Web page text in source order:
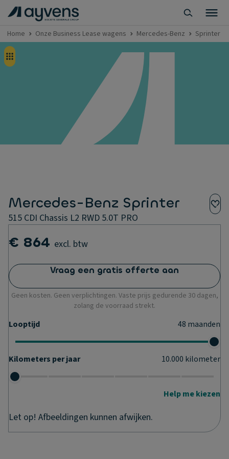
Home Onze Business Lease wagens Mercedes-Benz Sprinter
Mercedes-Benz Sprinter
515 CDI Chassis L2 RWD 5.0T PRO
€ 864 excl. btw
Vraag een gratis offerte aan
Geen kosten. Geen verplichtingen. Vaste prijs gedurende 30 dagen,
zolang de voorraad strekt.
Looptijd 48 maanden
Kilometers per jaar 10.000 kilometer
Help me kiezen
Let op! Afbeeldingen kunnen afwijken.